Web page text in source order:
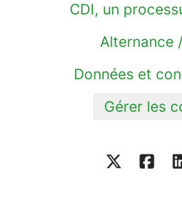
CDI, un
Alternance
Données et
Gérer les